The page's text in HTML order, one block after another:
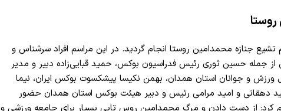
30 تا 50 درصد شارژ هدیه بیشتر فقط با ثبت نام در هات بت
جنازه محمدامین روستا انجام گردید. در این مراسم افراد سرشناس و
حسین ثوری رئیس فدراسیون بوکس، حمید قبایی‌زاده دبیر و مدیر
ورزش و جوانان استان همدان، بهمن نکیسا پیشکسوت بوکس ایران، نیما
دهقانی و امید مرامی رئیس و دبیر هیئت بوکس استان همدان حضور